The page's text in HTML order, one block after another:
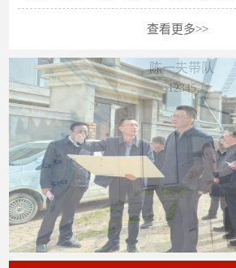
查看更多>>
陈一夫带队
12345